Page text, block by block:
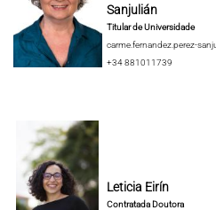
Sanjulián
Titular de Universidade
carme.fernandez.perez-
+34 881011739
Leticia Eirín
Contratada Doutora